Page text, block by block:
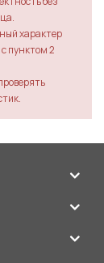
характер
пунктом 2